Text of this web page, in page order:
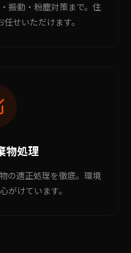
振動・粉塵対策まで。住
せいただけます。
物処理
の適正処理を徹底。環境
がけています。